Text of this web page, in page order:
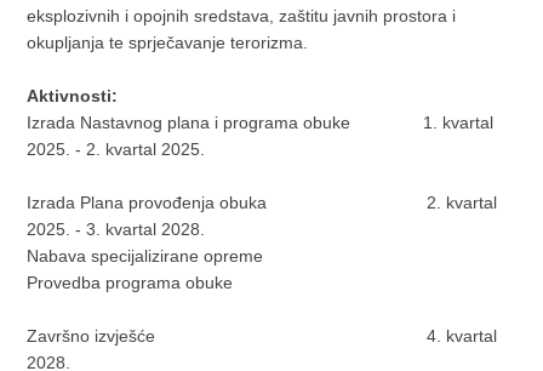
eksplozivnih i opojnih sredstava, zaštitu javnih prostora i
okupljanja te sprječavanje terorizma.
Aktivnosti:
Izrada Nastavnog plana i programa obuke 1. kvartal
2025. - 2. kvartal 2025.
Izrada Plana provođenja obuka 2. kvartal
2025. - 3. kvartal 2028.
Nabava specijalizirane opreme
Provedba programa obuke
Završno izvješće 4. kvartal
2028.